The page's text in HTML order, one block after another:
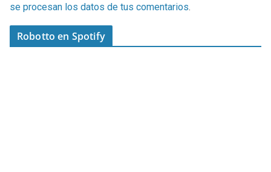
se procesan los datos de tus comentarios.
Robotto en Spotify